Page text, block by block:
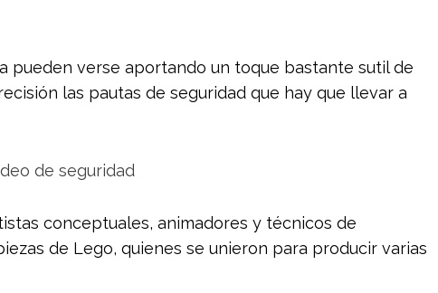
pueden verse aportando un toque bastante sutil de
las pautas de seguridad que hay que llevar a
conceptuales, animadores y técnicos de
de Lego, quienes se unieron para producir varias